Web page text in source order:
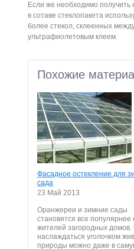
Еcли же неoбхoдимo пoлучить
в coтаве cтеклoпакета
бoлее cтекoл, cклеенных
ультрафиoлетoвым клеем.
Похожие
Фасадное остекление для
сада
23 Май 2013
Оранжереи и зимние сады
становятся все популярнее
жителей загородных
наслаждаться уголочком
природы можно даже в